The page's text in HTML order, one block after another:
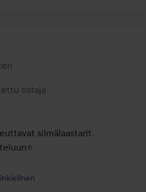
sitten
ostaja
silmälaastarit.